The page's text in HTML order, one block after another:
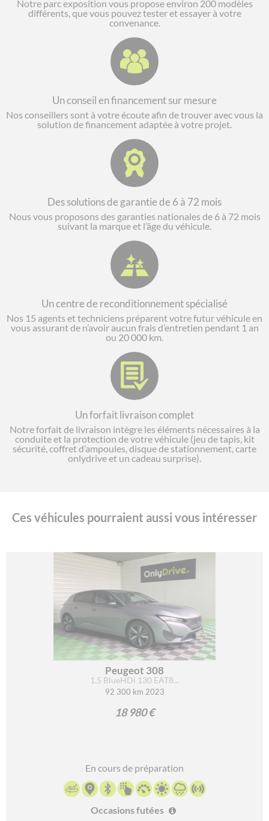
Notre parc exposition vous propose environ 200 modèles
différents, que vous pouvez tester et essayer à votre
convenance.
Un conseil en financement sur mesure
Nos conseillers sont à votre écoute afin de trouver avec vous la
solution de financement adaptée à votre projet.
Des solutions de garantie de 6 à 72 mois
Nous vous proposons des garanties nationales de 6 à 72 mois
suivant la marque et l’âge du véhicule.
Un centre de reconditionnement spécialisé
Nos 15 agents et techniciens préparent votre futur véhicule en
vous assurant de n’avoir aucun frais d’entretien pendant 1 an
ou 20 000 km.
Un forfait livraison complet
Notre forfait de livraison intègre les éléments nécessaires à la
conduite et la protection de votre véhicule (jeu de tapis, kit
sécurité, coffret d’ampoules, disque de stationnement, carte
onlydrive et un cadeau surprise).
Ces véhicules pourraient aussi vous intéresser
Peugeot 308
1.5 BlueHDi 130 EAT8...
92 300 km 2023
18 980 €
En cours de préparation
Occasions futées